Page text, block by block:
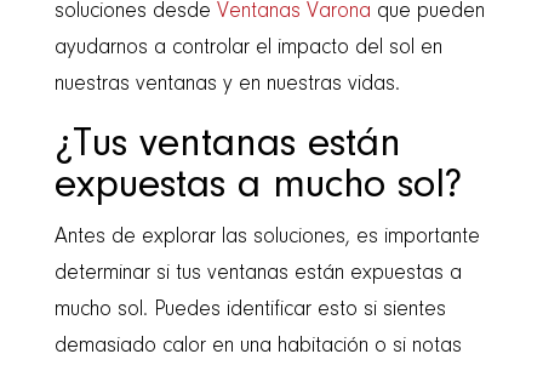
soluciones desde Ventanas Varona que pueden
ayudarnos a controlar el impacto del sol en
nuestras ventanas y en nuestras vidas.
¿Tus ventanas están
expuestas a mucho sol?
Antes de explorar las soluciones, es importante
determinar si tus ventanas están expuestas a
mucho sol. Puedes identificar esto si sientes
demasiado calor en una habitación o si notas